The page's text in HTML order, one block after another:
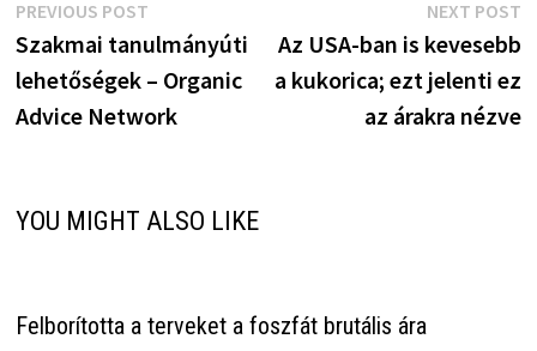
Bejegyzés
navigáció
PREVIOUS POSTPrevious
post:
Szakmai tanulmányúti
lehetőségek – Organic
Advice Network
NEXT POST
Az USA-ban is kevesebb
a kukorica; ezt jelenti ez
az árakra nézve
YOU MIGHT ALSO LIKE
Felborította a terveket a foszfát brutális ára